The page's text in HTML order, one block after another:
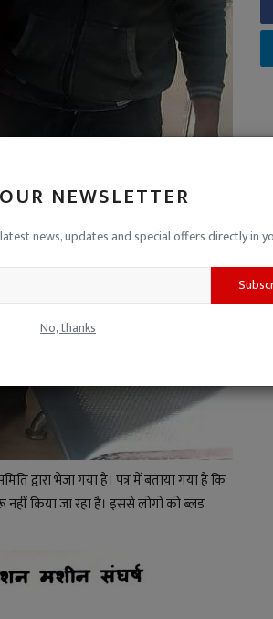
NEWSLETTER
news, updates and special offers directly in
No, thanks
द्वारा भेजा गया है। पत्र में बताया गया है कि
किया जा रहा है। इससे लोगों को ब्लड